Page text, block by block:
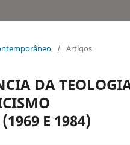
/ Artigos
DA
E 1984)